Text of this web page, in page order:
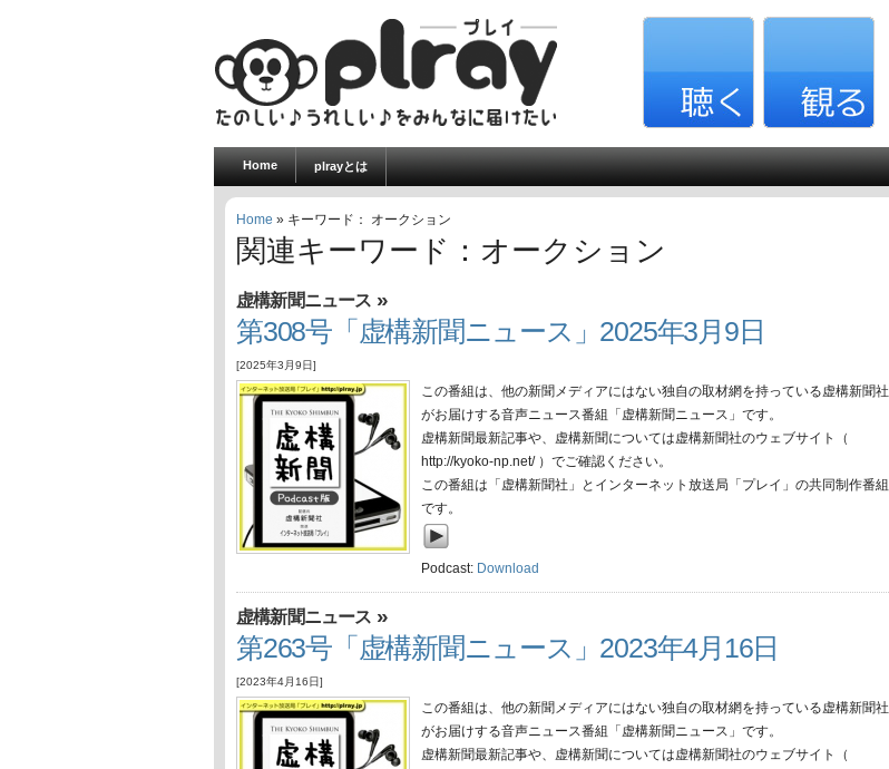
Home plrayとは
Home » キーワード： オークション
関連キーワード：オークション
虚構新聞ニュース »
第308号「虚構新聞ニュース」2025年3月9日
[2025年3月9日]
この番組は、他の新聞メディアにはない独自の取材網を持っている虚構新聞社
がお届けする音声ニュース番組「虚構新聞ニュース」です。
虚構新聞最新記事や、虚構新聞については虚構新聞社のウェブサイト（
http://kyoko-np.net/ ）でご確認ください。
この番組は「虚構新聞社」とインターネット放送局「プレイ」の共同制作番組
です。
Podcast: Download
虚構新聞ニュース »
第263号「虚構新聞ニュース」2023年4月16日
[2023年4月16日]
この番組は、他の新聞メディアにはない独自の取材網を持っている虚構新聞社
がお届けする音声ニュース番組「虚構新聞ニュース」です。
虚構新聞最新記事や、虚構新聞については虚構新聞社のウェブサイト（